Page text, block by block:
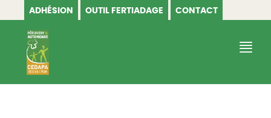
ADHÉSION OUTIL FERTIADAGE CONTACT
CEDAPA